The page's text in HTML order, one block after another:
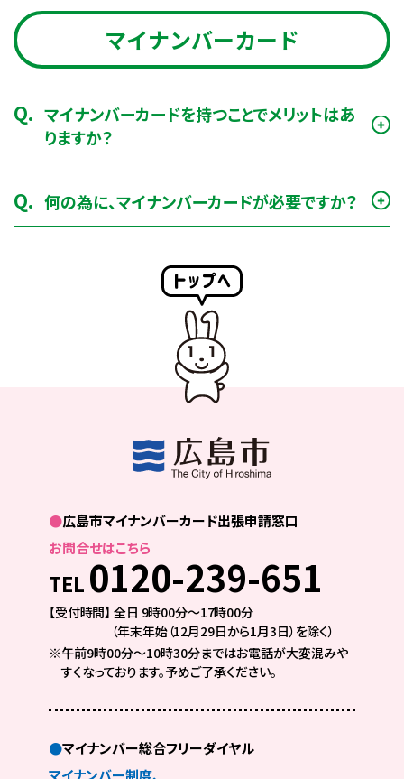
マイナンバーカード
Q. マイナンバーカードを持つことでメリットはあ
りますか？
Q. 何の為に、マイナンバーカードが必要ですか？
●広島市マイナンバーカード出張申請窓口
お問合せはこちら
TEL 0120-239-651
【受付時間】 全日 9時00分～17時00分
（年末年始（12月29日から1月3日）を除く）
※午前9時00分〜10時30分まではお電話が大変混みや
すくなっております。予めご了承ください。
●マイナンバー総合フリーダイヤル
マイナンバー制度、